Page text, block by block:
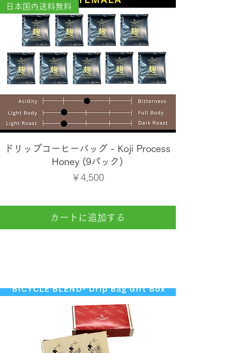
クイックビュー
日本国内送料無料
ドリップコーヒーバッグ - Koji Process
Honey (9パック)
価格
￥4,500
カートに追加する